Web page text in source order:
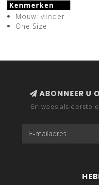
Kenmerken
Mouw: vlinder
One Size
ABONNEER U
En wees als eerste